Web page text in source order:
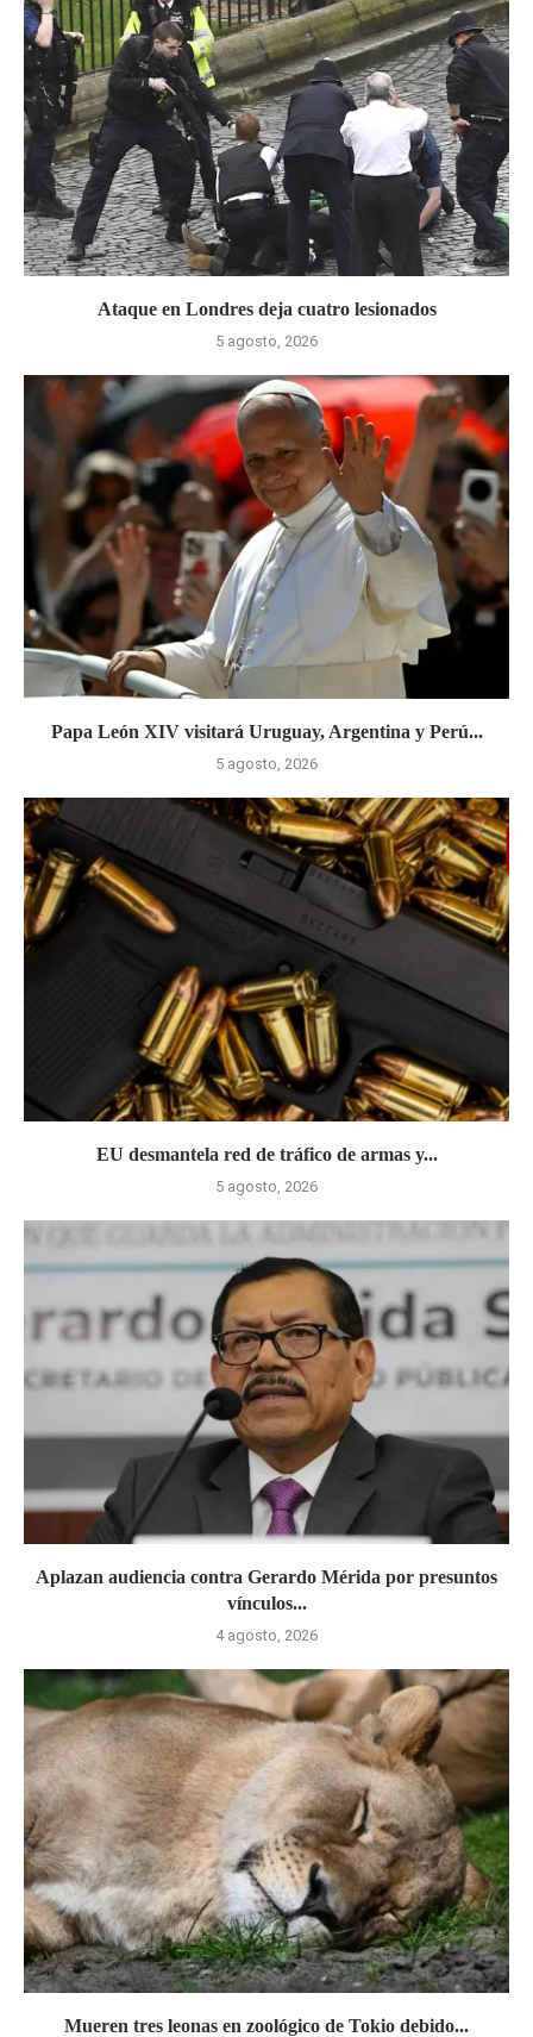
Ataque en Londres deja cuatro lesionados
5 agosto, 2026
Papa León XIV visitará Uruguay, Argentina y Perú...
5 agosto, 2026
EU desmantela red de tráfico de armas y...
5 agosto, 2026
Aplazan audiencia contra Gerardo Mérida por presuntos
vínculos...
4 agosto, 2026
Mueren tres leonas en zoológico de Tokio debido...